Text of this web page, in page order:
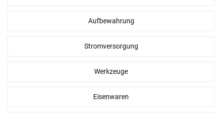
Aufbewahrung
Stromversorgung
Werkzeuge
Eisenwaren